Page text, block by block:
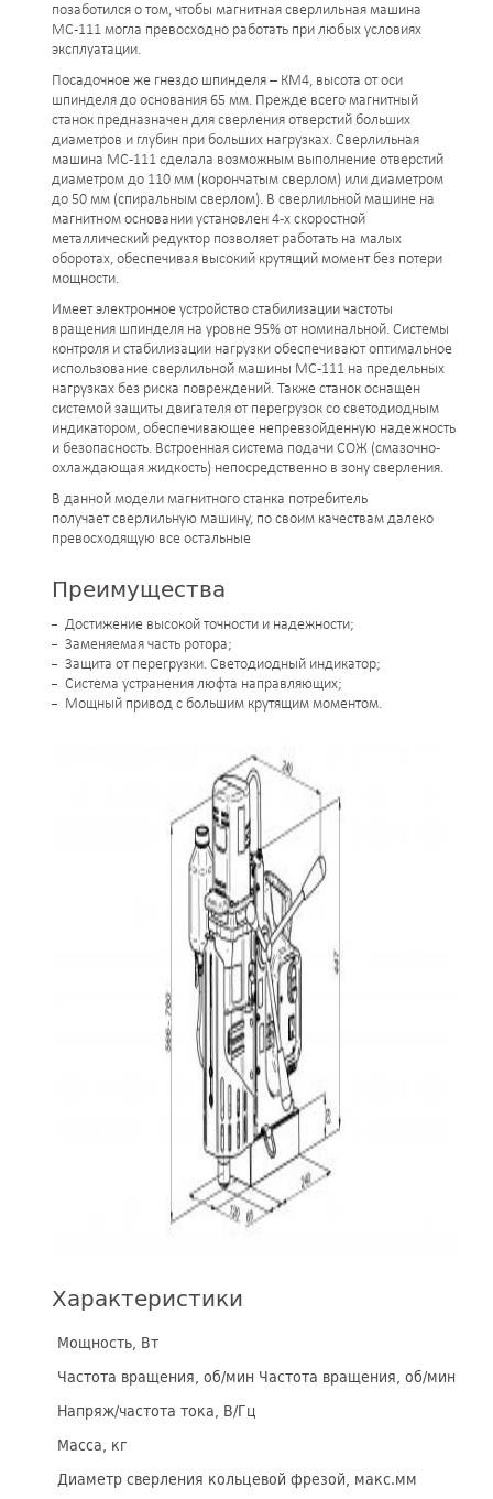
позаботился о том, чтобы магнитная сверлильная машина
МС-111 могла превосходно работать при любых условиях
эксплуатации.
Посадочное же гнездо шпинделя – КМ4, высота от оси
шпинделя до основания 65 мм. Прежде всего магнитный
станок предназначен для сверления отверстий больших
диаметров и глубин при больших нагрузках. Сверлильная
машина МС-111 сделала возможным выполнение отверстий
диаметром до 110 мм (корончатым сверлом) или диаметром
до 50 мм (спиральным сверлом). В сверлильной машине на
магнитном основании установлен 4-х скоростной
металлический редуктор позволяет работать на малых
оборотах, обеспечивая высокий крутящий момент без потери
мощности.
Имеет электронное устройство стабилизации частоты
вращения шпинделя на уровне 95% от номинальной. Системы
контроля и стабилизации нагрузки обеспечивают оптимальное
использование сверлильной машины МС-111 на предельных
нагрузках без риска повреждений. Также станок оснащен
системой защиты двигателя от перегрузок со светодиодным
индикатором, обеспечивающее непревзойденную надежность
и безопасность. Встроенная система подачи СОЖ (смазочно-
охлаждающая жидкость) непосредственно в зону сверления.
В данной модели магнитного станка потребитель
получает сверлильную машину, по своим качествам далеко
превосходящую все остальные
Преимущества
Достижение высокой точности и надежности;
Заменяемая часть ротора;
Защита от перегрузки. Светодиодный индикатор;
Система устранения люфта направляющих;
Мощный привод с большим крутящим моментом.
Характеристики
Мощность, Вт
Частота вращения, об/мин Частота вращения, об/мин
Напряж/частота тока, В/Гц
Масса, кг
Диаметр сверления кольцевой фрезой, макс.мм